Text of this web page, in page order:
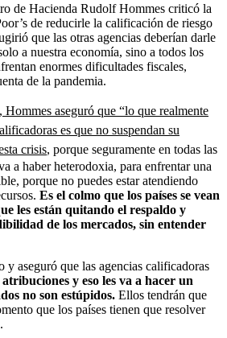
de Hacienda Rudolf Hommes criticó la
de reducirle la calificación de riesgo
que las otras agencias deberían darle
a nuestra economía, sino a todos los
enormes dificultades fiscales,
de la pandemia.
aseguró que “lo que realmente
es que no suspendan su
crisis, porque seguramente en todas las
a haber heterodoxia, para enfrentar una
porque no puedes estar atendiendo
Es el colmo que los países se vean
les están quitando el respaldo y
de los mercados, sin entender
y aseguró que las agencias calificadoras
y eso les va a hacer un
no son estúpidos. Ellos tendrán que
que los países tienen que resolver